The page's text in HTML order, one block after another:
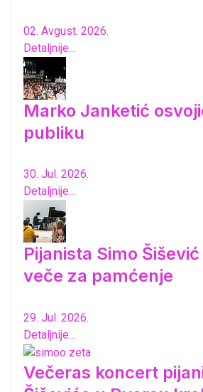
02. Avgust. 2026.
Detaljnije...
Marko Janketić
publiku
30. Jul. 2026.
Detaljnije...
Pijanista Simo
veče za pamćenje
29. Jul. 2026.
Detaljnije...
Večeras koncert